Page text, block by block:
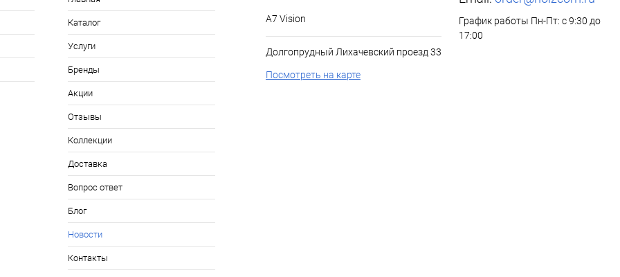
Каталог
Услуги
Бренды
Акции
Отзывы
Коллекции
Доставка
Вопрос ответ
Блог
Новости
Контакты
А7 Vision
Долгопрудный Лихачевский проезд 33
Посмотреть на карте
График работы Пн-Пт: с 9:30 до
17:00